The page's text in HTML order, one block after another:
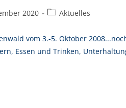
2020 Aktuelles
vom 3.-5. Oktober
Essen und Trinken,